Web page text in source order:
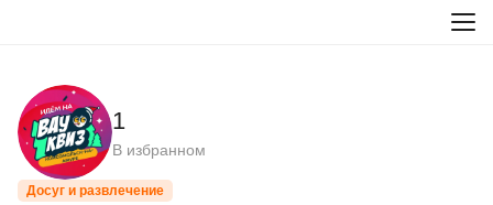
1
В избранном
Досуг и развлечение